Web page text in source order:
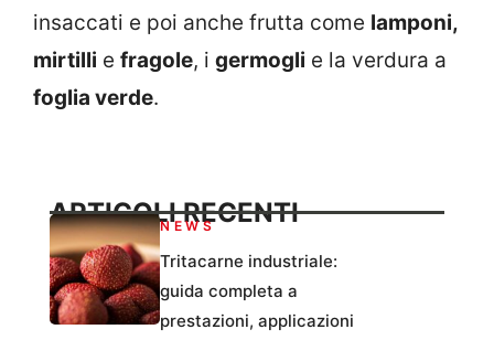
insaccati e poi anche frutta come lamponi,
mirtilli e fragole, i germogli e la verdura a
foglia verde.
ARTICOLI RECENTI
NEWS
Tritacarne industriale:
guida completa a
prestazioni, applicazioni